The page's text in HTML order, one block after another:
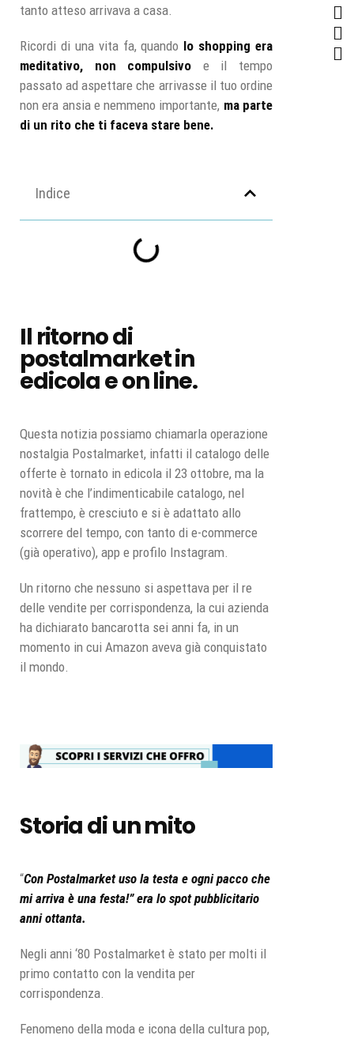
tanto atteso arrivava a casa.
Ricordi di una vita fa, quando lo shopping era
meditativo, non compulsivo e il tempo
passato ad aspettare che arrivasse il tuo ordine
non era ansia e nemmeno importante, ma parte
di un rito che ti faceva stare bene.
Indice
Il ritorno di
postalmarket in
edicola e on line.
Questa notizia possiamo chiamarla operazione
nostalgia Postalmarket, infatti il catalogo delle
offerte è tornato in edicola il 23 ottobre, ma la
novità è che l’indimenticabile catalogo, nel
frattempo, è cresciuto e si è adattato allo
scorrere del tempo, con tanto di e-commerce
(già operativo), app e profilo Instagram.
Un ritorno che nessuno si aspettava per il re
delle vendite per corrispondenza, la cui azienda
ha dichiarato bancarotta sei anni fa, in un
momento in cui Amazon aveva già conquistato
il mondo.
Storia di un mito
“Con Postalmarket uso la testa e ogni pacco che
mi arriva è una festa!” era lo spot pubblicitario
anni ottanta.
Negli anni ‘80 Postalmarket è stato per molti il
primo contatto con la vendita per
corrispondenza.
Fenomeno della moda e icona della cultura pop,